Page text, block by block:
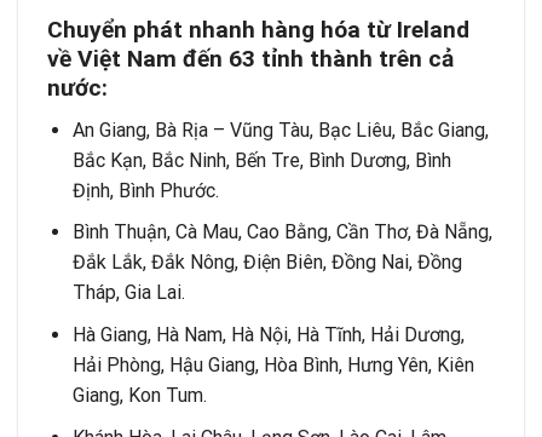
Chuyển phát nhanh hàng hóa từ Ireland
về Việt Nam đến 63 tỉnh thành trên cả
nước:
An Giang, Bà Rịa – Vũng Tàu, Bạc Liêu, Bắc Giang,
Bắc Kạn, Bắc Ninh, Bến Tre, Bình Dương, Bình
Định, Bình Phước.
Bình Thuận, Cà Mau, Cao Bằng, Cần Thơ, Đà Nẵng,
Đắk Lắk, Đắk Nông, Điện Biên, Đồng Nai, Đồng
Tháp, Gia Lai.
Hà Giang, Hà Nam, Hà Nội, Hà Tĩnh, Hải Dương,
Hải Phòng, Hậu Giang, Hòa Bình, Hưng Yên, Kiên
Giang, Kon Tum.